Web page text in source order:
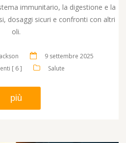
immunitario, la digestione e la
dosaggi sicuri e confronti con altri
oli.
9 settembre 2025
[ 6 ]
Salute
più